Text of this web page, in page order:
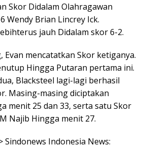
Skor Didalam Olahragawan
Wendy Brian Lincrey Ick.
jauh Didalam skor 6-2.
Evan mencatatkan Skor ketiganya.
Hingga Putaran pertama ini.
Blacksteel lagi-lagi berhasil
Masing-masing diciptakan
menit 25 dan 33, serta satu Skor
Najib Hingga menit 27.
Sindonews Indonesia News: